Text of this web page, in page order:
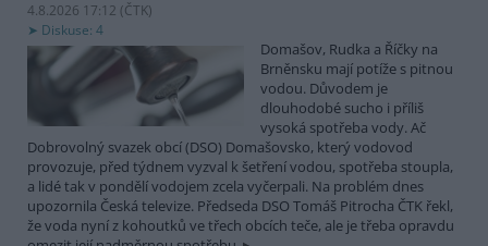
4.8.2026 17:12 (ČTK)
Diskuse: 4
Domašov, Rudka a Říčky na
Brněnsku mají potíže s pitnou
vodou. Důvodem je
dlouhodobé sucho i příliš
vysoká spotřeba vody. Ač
Dobrovolný svazek obcí (DSO) Domašovsko, který vodovod
provozuje, před týdnem vyzval k šetření vodou, spotřeba stoupla,
a lidé tak v pondělí vodojem zcela vyčerpali. Na problém dnes
upozornila Česká televize. Předseda DSO Tomáš Pitrocha ČTK řekl,
že voda nyní z kohoutků ve třech obcích teče, ale je třeba opravdu